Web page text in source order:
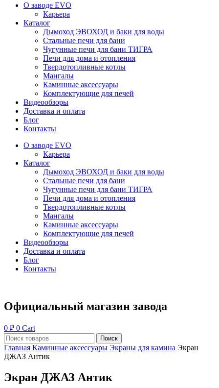
О заводе EVO
Карьера
Каталог
Дымоход ЭВОХОД и баки для воды
Стальные печи для бани
Чугунные печи для бани ТИГРА
Печи для дома и отопления
Твердотопливные котлы
Мангалы
Каминные аксессуары
Комплектующие для печей
Видеообзоры
Доставка и оплата
Блог
Контакты
О заводе EVO
Карьера
Каталог
Дымоход ЭВОХОД и баки для воды
Стальные печи для бани
Чугунные печи для бани ТИГРА
Печи для дома и отопления
Твердотопливные котлы
Мангалы
Каминные аксессуары
Комплектующие для печей
Видеообзоры
Доставка и оплата
Блог
Контакты
Официальный магазин завода
0 ₽ 0 Cart
Поиск
Главная Каминные аксессуары Экраны для камина Экран
ДЖАЗ Антик
Экран ДЖАЗ Антик